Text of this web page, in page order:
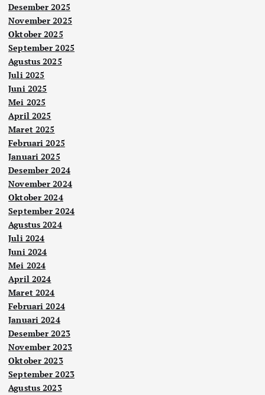
Desember 2025
November 2025
Oktober 2025
September 2025
Agustus 2025
Juli 2025
Juni 2025
Mei 2025
April 2025
Maret 2025
Februari 2025
Januari 2025
Desember 2024
November 2024
Oktober 2024
September 2024
Agustus 2024
Juli 2024
Juni 2024
Mei 2024
April 2024
Maret 2024
Februari 2024
Januari 2024
Desember 2023
November 2023
Oktober 2023
September 2023
Agustus 2023